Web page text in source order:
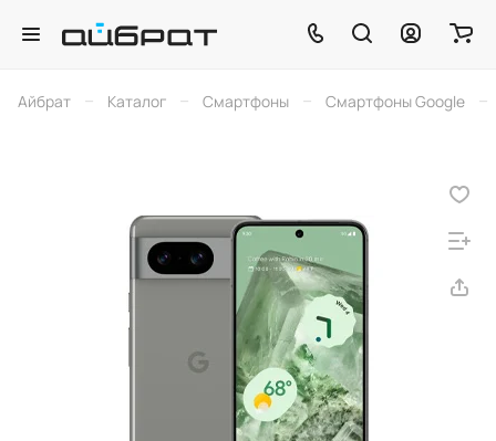
Айбрат – Каталог – Смартфоны – Смартфоны Google –